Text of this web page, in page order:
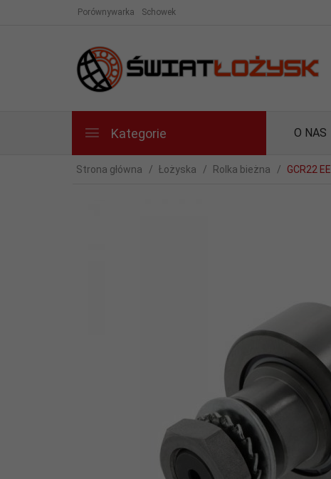
Porównywarka Schowek
Kategorie O NAS
Strona główna Łożyska Rolka bieżna GCR22 EE